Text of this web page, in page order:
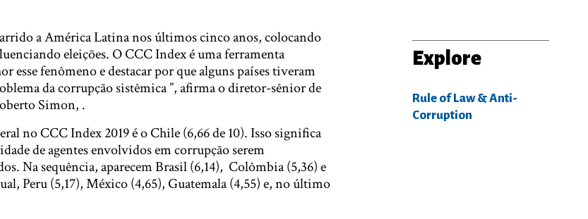
a América Latina nos últimos cinco anos, colocando
eleições. O CCC Index é uma ferramenta
esse fenômeno e destacar por que alguns países tiveram
da corrupção sistêmica ”, afirma o diretor-sênior de
Simon, .
no CCC Index 2019 é o Chile (6,66 de 10). Isso significa
de agentes envolvidos em corrupção serem
Na sequência, aparecem Brasil (6,14), Colômbia (5,36) e
Peru (5,17), México (4,65), Guatemala (4,55) e, no último
Explore
Rule of Law & Anti-
Corruption